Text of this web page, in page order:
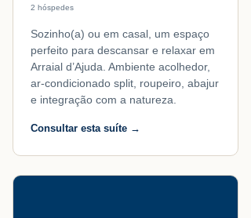
2 hóspedes
Sozinho(a) ou em casal, um espaço
perfeito para descansar e relaxar em
Arraial d’Ajuda. Ambiente acolhedor,
ar-condicionado split, roupeiro, abajur
e integração com a natureza.
Consultar esta suíte →